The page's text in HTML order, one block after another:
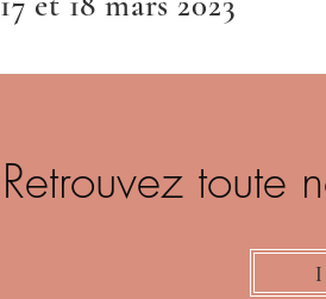
Retrouvez toute